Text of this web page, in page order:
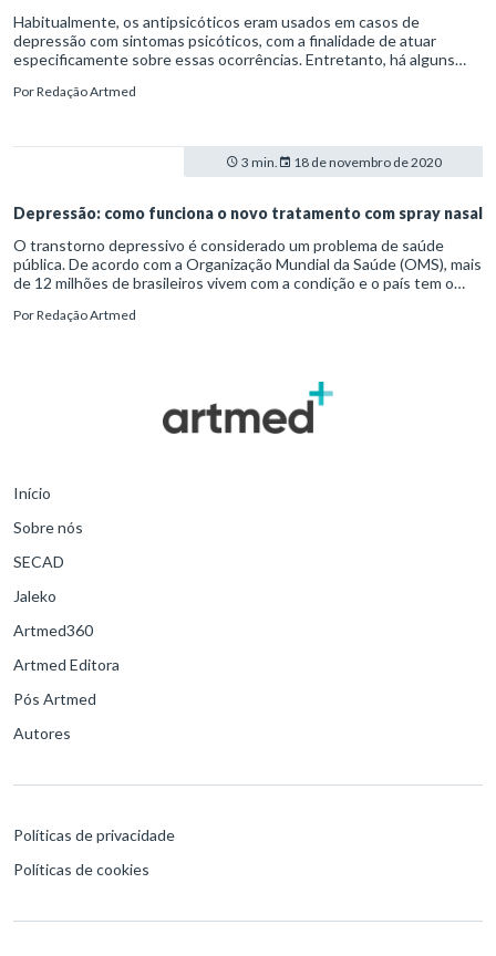
Habitualmente, os antipsicóticos eram usados em casos de
depressão com sintomas psicóticos, com a finalidade de atuar
especificamente sobre essas ocorrências. Entretanto, há alguns
intensificam o efeito de antidepressivos por meio da associação. Na
tratamento da depressão resistente.
PorRedação Artmed
3 min. 18 de novembro de 2020
Depressão: como funciona o novo tratamento com spray nasal
O transtorno depressivo é considerado um problema de saúde
pública. De acordo com a Organização Mundial da Saúde (OMS), mais
de 12 milhões de brasileiros vivem com a condição e o país tem o
PorRedação Artmed
Início
Sobre nós
SECAD
Jaleko
Artmed360
Artmed Editora
Pós Artmed
Autores
Políticas de privacidade
Políticas de cookies